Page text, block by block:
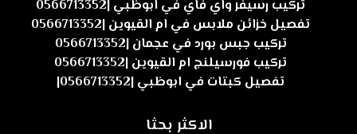
تركيب رسيفر واي فاي في ابوظبي |0566713352
تفصيل خزائن ملابس في ام القيوين |0566713352
تركيب جبس بورد في عجمان |0566713352
تركيب فورسيلنج ام القيوين |0566713352
تفصيل كبتات في ابوظبي |0566713352|
الاكثر بحثا